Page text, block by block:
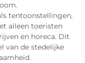
tentoonstellingen,
alleen toeristen
en horeca. Dit
van de stedelijke